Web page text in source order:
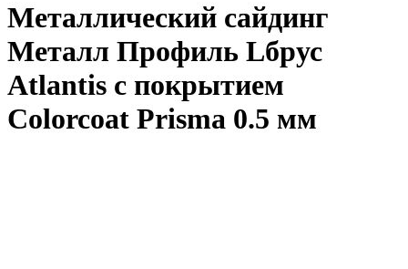
Металлический сайдинг
Металл Профиль Lбрус
Atlantis с покрытием
Colorcoat Prisma 0.5 мм